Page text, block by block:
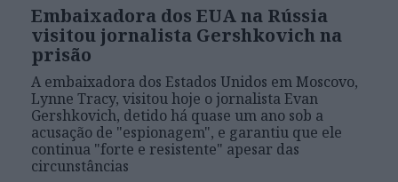
Embaixadora dos EUA na Rússia
visitou jornalista Gershkovich na
prisão
A embaixadora dos Estados Unidos em Moscovo,
Lynne Tracy, visitou hoje o jornalista Evan
Gershkovich, detido há quase um ano sob a
acusação de "espionagem", e garantiu que ele
continua "forte e resistente" apesar das
circunstâncias